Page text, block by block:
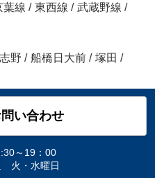
葉線 / 東西線 / 武蔵野線 /
野 / 船橋日大前 / 塚田 /
い合わせ
～19：00
火・水曜日